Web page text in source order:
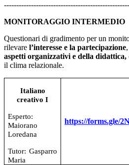
MONITORAGGIO INTERMEDIO
Questionari di gradimento per un
rilevare l’interesse e la partecipazione
aspetti organizzativi e della didattica,
il clima relazionale.
Italiano
creativo I
Esperto:
Maiorano
Loredana
Tutor: Gasparro
Maria
https://forms.gle/